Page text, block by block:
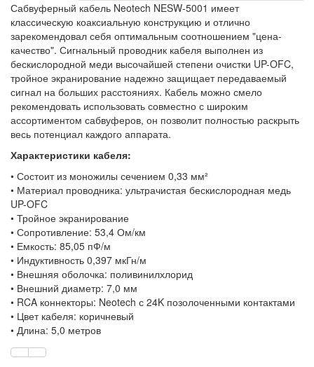
Сабвуферный кабель Neotech NESW-5001 имеет
классическую коаксиальную конструкцию и отлично
зарекомендовал себя оптимальным соотношением "цена-
качество". Сигнальный проводник кабеля выполнен из
бескислородной меди высочайшей степени очистки UP-OFC,
тройное экранирование надежно защищает передаваемый
сигнал на больших расстояниях. Кабель можно смело
рекомендовать использовать совместно с широким
ассортиментом сабвуферов, он позволит полностью раскрыть
весь потенциал каждого аппарата.
Характеристики кабеля:
• Состоит из моножилы сечением 0,33 мм²
• Материал проводника: ультрачистая бескислородная медь
UP-OFC
• Тройное экранирование
• Сопротивление: 53,4 Ом/км
• Емкость: 85,05 пФ/м
• Индуктивность 0,397 мкГн/м
• Внешняя оболочка: поливинилхлорид
• Внешний диаметр: 7,0 мм
• RCA коннекторы: Neotech с 24K позолоченными контактами
• Цвет кабеля: коричневый
• Длина: 5,0 метров